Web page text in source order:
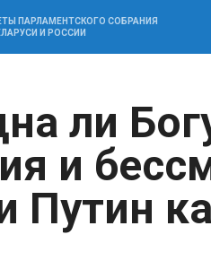
ПАРЛАМЕНТСКОГО СОБРАНИЯ
И РОССИИ
ли
и
Путин